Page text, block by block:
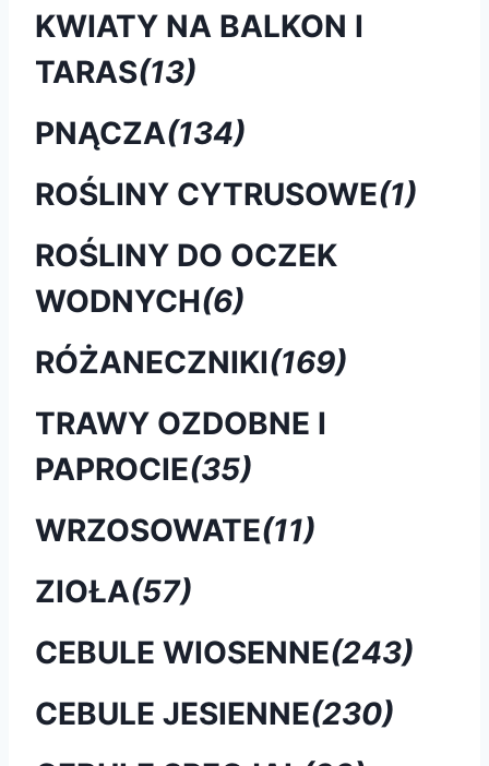
KWIATY NA BALKON I
TARAS(13)
PNĄCZA(134)
ROŚLINY CYTRUSOWE(1)
ROŚLINY DO OCZEK
WODNYCH(6)
RÓŻANECZNIKI(169)
TRAWY OZDOBNE I
PAPROCIE(35)
WRZOSOWATE(11)
ZIOŁA(57)
CEBULE WIOSENNE(243)
CEBULE JESIENNE(230)